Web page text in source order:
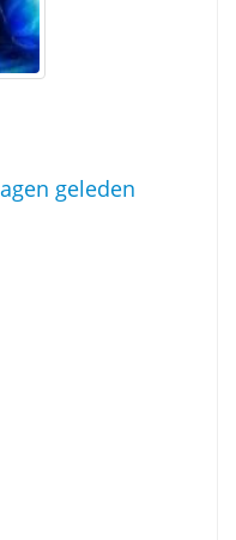
geleden